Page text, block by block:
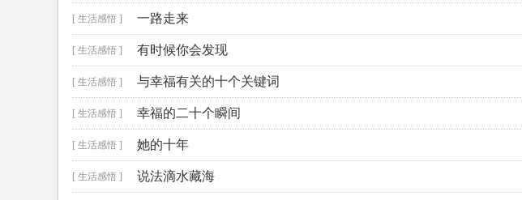
[ 生活感悟 ] 一路走来
[ 生活感悟 ] 有时候你会发现
[ 生活感悟 ] 与幸福有关的十个关键词
[ 生活感悟 ] 幸福的二十个瞬间
[ 生活感悟 ] 她的十年
[ 生活感悟 ] 说法滴水藏海